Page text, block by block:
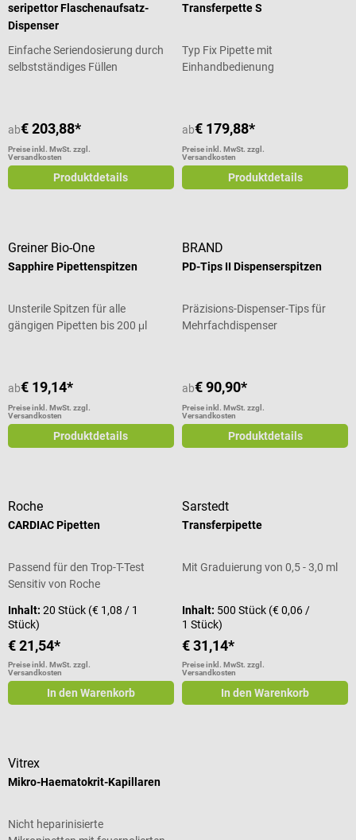
seripettor Flaschenaufsatz-
Dispenser
Einfache Seriendosierung durch
selbstständiges Füllen
ab€ 203,88*
Preise inkl. MwSt. zzgl.
Versandkosten
Produktdetails
Transferpette S
Typ Fix Pipette mit
Einhandbedienung
ab€ 179,88*
Preise inkl. MwSt. zzgl.
Versandkosten
Produktdetails
Greiner Bio-One
Sapphire Pipettenspitzen
Unsterile Spitzen für alle
gängigen Pipetten bis 200 μl
ab€ 19,14*
Preise inkl. MwSt. zzgl.
Versandkosten
Produktdetails
BRAND
PD-Tips II Dispenserspitzen
Präzisions-Dispenser-Tips für
Mehrfachdispenser
ab€ 90,90*
Preise inkl. MwSt. zzgl.
Versandkosten
Produktdetails
Roche
CARDIAC Pipetten
Passend für den Trop-T-Test
Sensitiv von Roche
Inhalt: 20 Stück (€ 1,08 / 1
Stück)
€ 21,54*
Preise inkl. MwSt. zzgl.
Versandkosten
In den Warenkorb
Sarstedt
Transferpipette
Mit Graduierung von 0,5 - 3,0 ml
Inhalt: 500 Stück (€ 0,06 /
1 Stück)
€ 31,14*
Preise inkl. MwSt. zzgl.
Versandkosten
In den Warenkorb
Vitrex
Mikro-Haematokrit-Kapillaren
Nicht heparinisierte